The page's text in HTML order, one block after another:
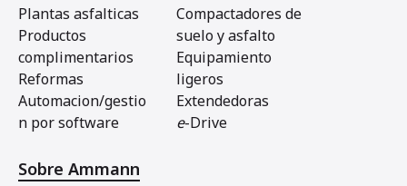
Plantas asfalticas
Productos
complimentarios
Reformas
Automacion/gestio
n por software
Compactadores de
suelo y asfalto
Equipamiento
ligeros
Extendedoras
e-Drive
Sobre Ammann